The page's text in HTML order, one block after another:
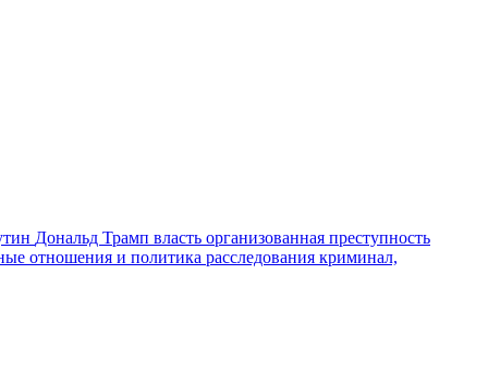
Дональд Трамп власть организованная преступность
отношения и политика расследования криминал,